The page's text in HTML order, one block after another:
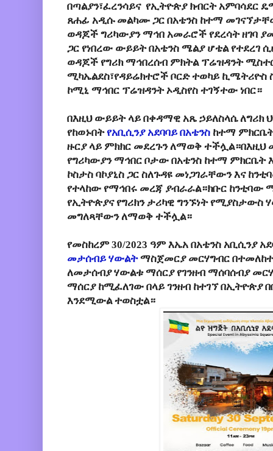
በጣልያን፣ፈረንሳይና የኢትዮጵያ ክብርት አምባሳደር
ጸሐፊ አዲሱ መልካሙ ጋር በአቴንስ ከተማ
ወዳጆች ግሪካውያን ማኅበ አመራሮች የደረሳት ዘገባ
ጋር የነበረው ውይይት በአቴንስ ሜልያ ሆቴል የተደረገ
ወዳጆች የግሪክ ማኅበረሰብ ምክትል ፕሬዝዳንት
ሚካኤልደስ፣የዳይሬክተሮች ቦርድ ተወካይ ኪሜትሪዮስ
ኮሚኒ ማኅበር ፕሬዝዳንት ኦዲስየስ ተገኝተው ነበር።
በእዚህ ውይይት ላይ በቀዳማዊ አጼ ኃይለስላሴ ለግሪክ
የከወኑበትየአቢሲንያ አደባባይ በአቴንስ ከተማ
ዙርያ ላይ ምክክር መደረጉን ለማወቅ
የግሪካውያን ማኅበር ቦታው በአቴንስ ከተማ ምክርቤት
ኮስታስ ባኮያኒስ ጋር ስለጉዳዩ መነጋገራቸውን እና
የተላከው የማኅበሩ መረጃ ያብራራል።ክቡር
የኢትዮጵያና የግሪክን ታሪካዊ ግንኙነት
መግለጻቸውን ለማወቅ ተችሏል።
የመስከረም 30/2023 ዓም እኤአ በአቴንስ አቢሲንያ
መታሰብይ ሃውልትማስጀመርያ መርሃግብር
ለመታሰብያ ሃውልቱ ማሰርያ የገንዘብ ማሰባሰብያ
ማሰርያ ከሚፈለገው በላይ ገንዘብ ከተገኘ በኢትዮጵያ
እንደሚውል ተወስቷል።